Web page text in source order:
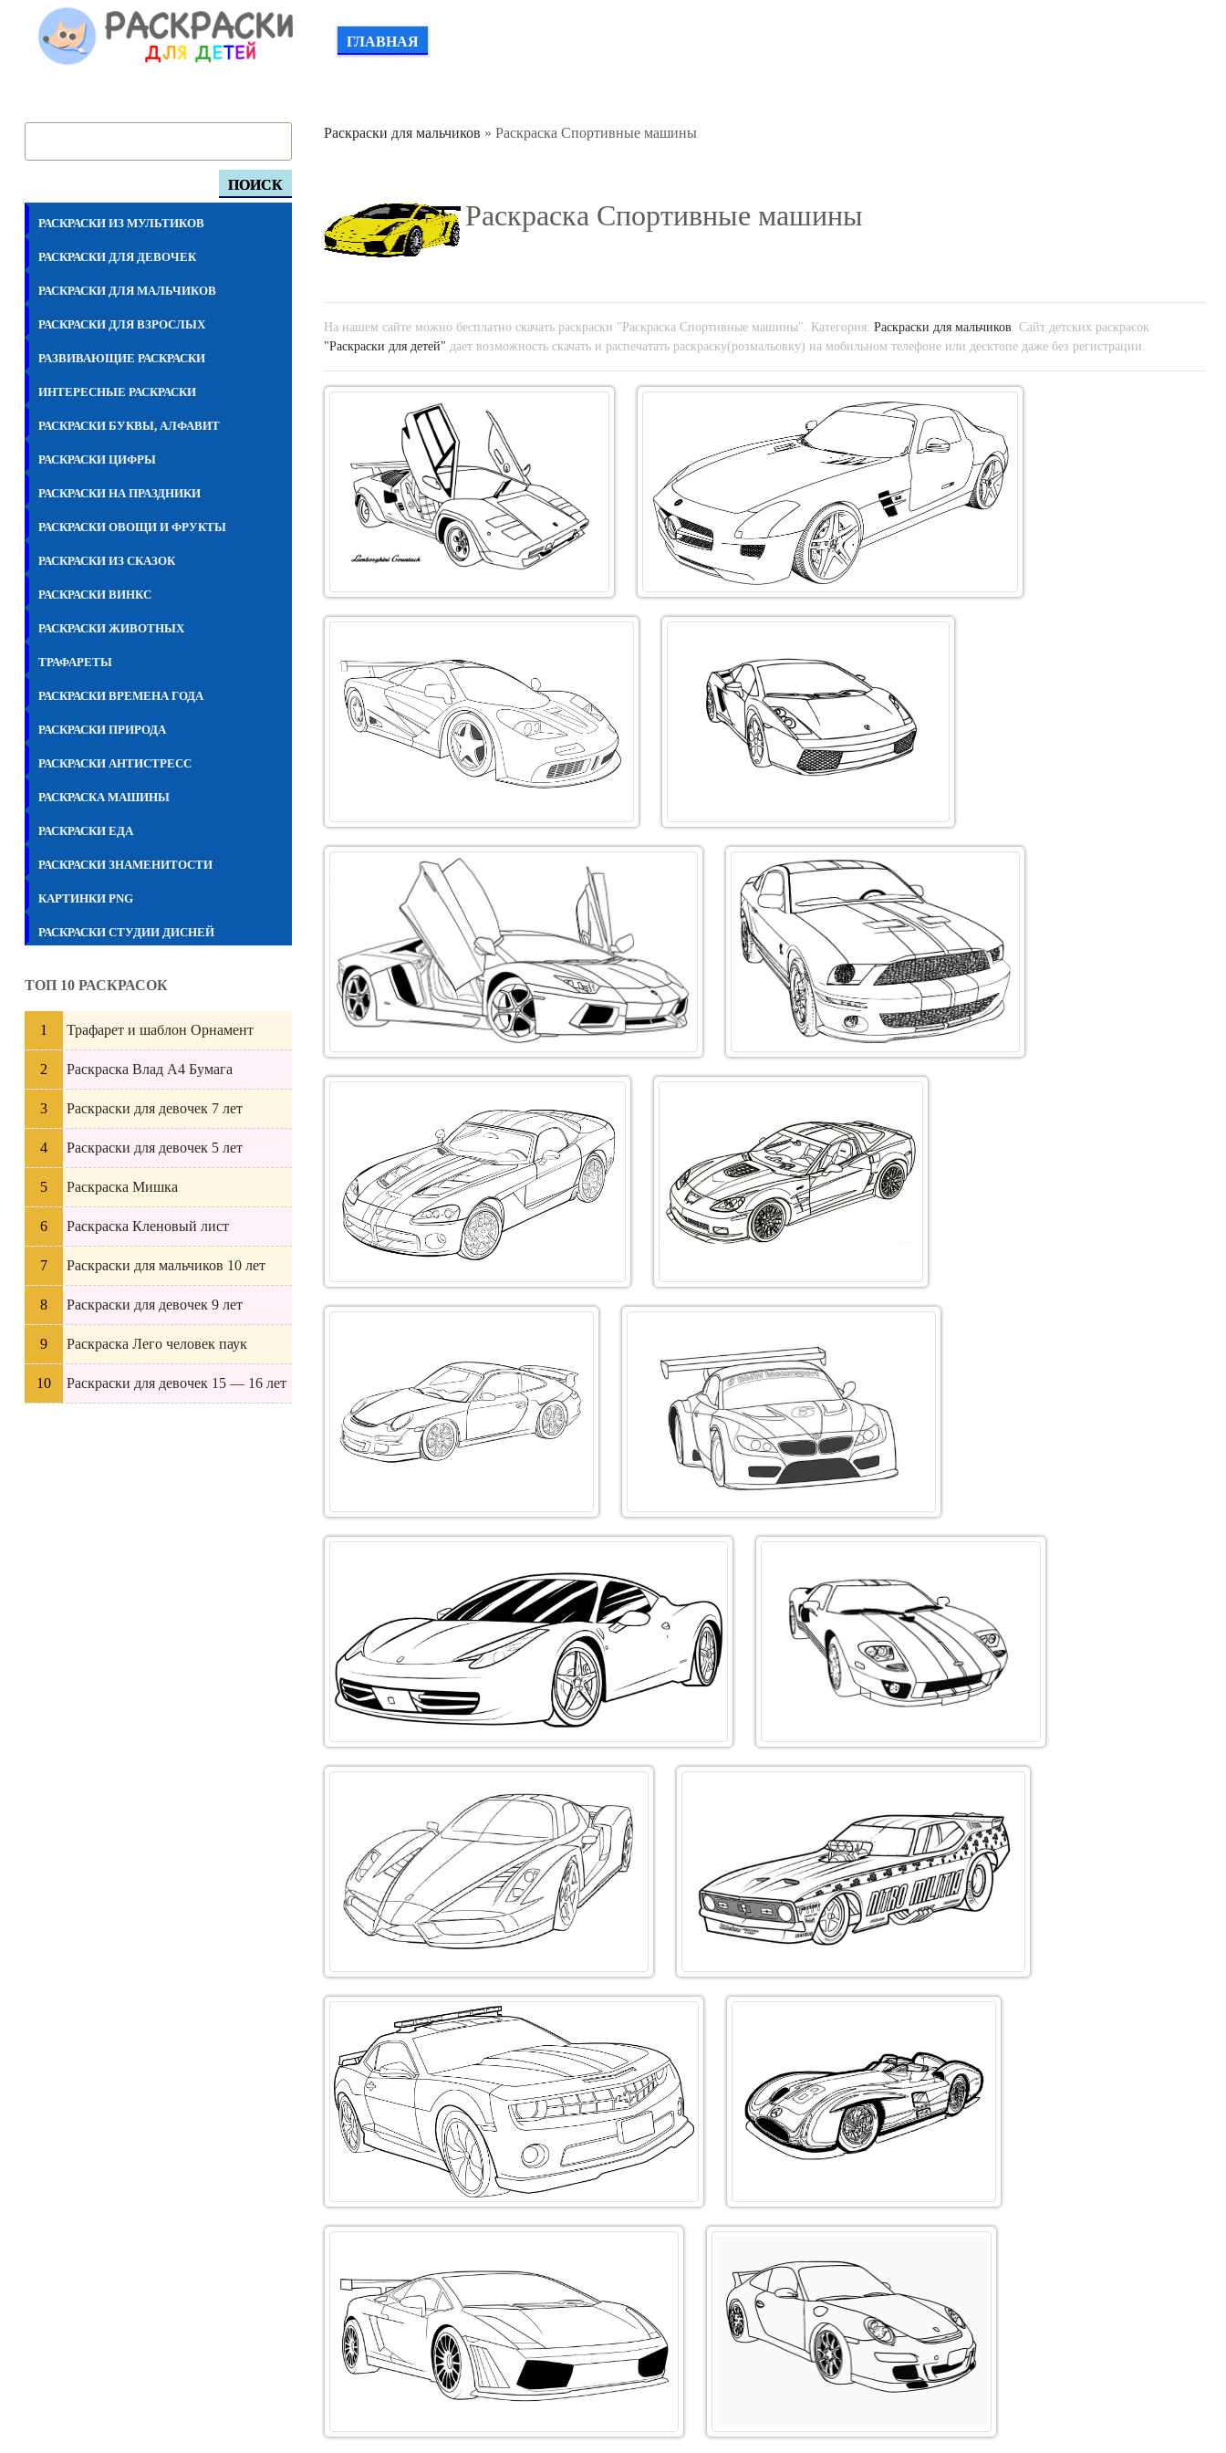
ГЛАВНАЯ
ПОИСК
РАСКРАСКИ ИЗ МУЛЬТИКОВ
РАСКРАСКИ ДЛЯ ДЕВОЧЕК
РАСКРАСКИ ДЛЯ МАЛЬЧИКОВ
РАСКРАСКИ ДЛЯ ВЗРОСЛЫХ
РАЗВИВАЮЩИЕ РАСКРАСКИ
ИНТЕРЕСНЫЕ РАСКРАСКИ
РАСКРАСКИ БУКВЫ, АЛФАВИТ
РАСКРАСКИ ЦИФРЫ
РАСКРАСКИ НА ПРАЗДНИКИ
РАСКРАСКИ ОВОЩИ И ФРУКТЫ
РАСКРАСКИ ИЗ СКАЗОК
РАСКРАСКИ ВИНКС
РАСКРАСКИ ЖИВОТНЫХ
ТРАФАРЕТЫ
РАСКРАСКИ ВРЕМЕНА ГОДА
РАСКРАСКИ ПРИРОДА
РАСКРАСКИ АНТИСТРЕСС
РАСКРАСКА МАШИНЫ
РАСКРАСКИ ЕДА
РАСКРАСКИ ЗНАМЕНИТОСТИ
КАРТИНКИ PNG
РАСКРАСКИ СТУДИИ ДИСНЕЙ
ТОП 10 РАСКРАСОК
Трафарет и шаблон Орнамент
Раскраска Влад А4 Бумага
Раскраски для девочек 7 лет
Раскраски для девочек 5 лет
Раскраска Мишка
Раскраска Кленовый лист
Раскраски для мальчиков 10 лет
Раскраски для девочек 9 лет
Раскраска Лего человек паук
Раскраски для девочек 15 — 16 лет
Раскраски для мальчиков » Раскраска Спортивные машины
Раскраска Спортивные машины
На нашем сайте можно бесплатно скачать раскраски "Раскраска Спортивные машины". Категория: Раскраски для мальчиков . Сайт детских раскрасок
"Раскраски для детей" дает возможность скачать и распечатать раскраску(розмальовку) на мобильном телефоне или десктопе даже без регистрации.